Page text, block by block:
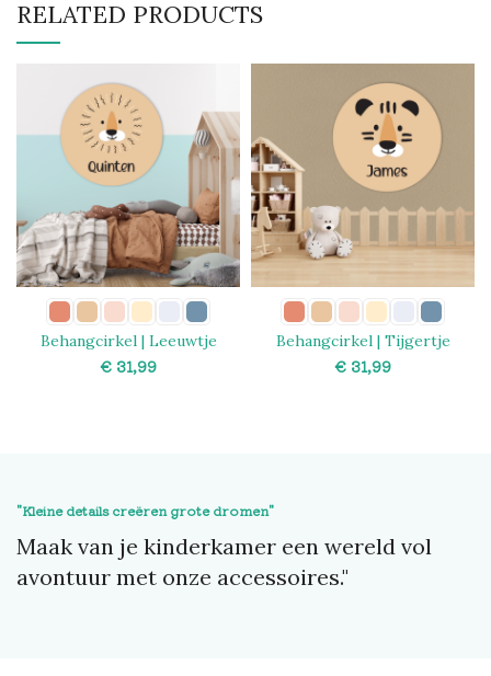
RELATED PRODUCTS
Behangcirkel | Leeuwtje
€
Behangcirkel | Tijgertje
€
"Kleine details creëren grote dromen"
Maak van je kinderkamer een wereld vol
avontuur met onze accessoires."